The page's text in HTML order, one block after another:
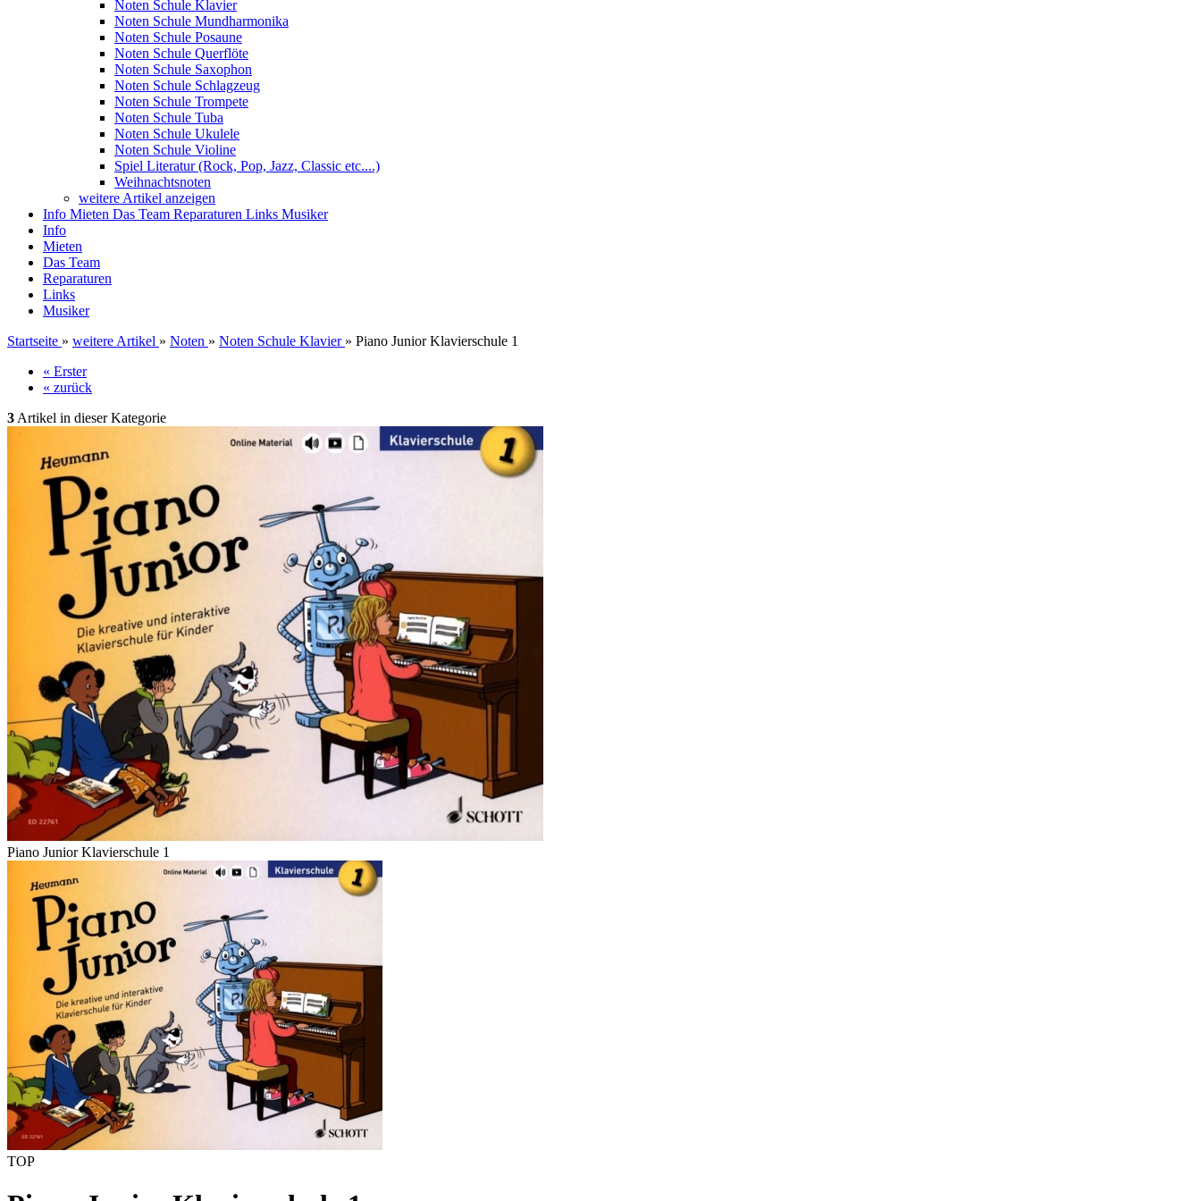
Noten Schule Klavier
Noten Schule Mundharmonika
Noten Schule Posaune
Noten Schule Querflöte
Noten Schule Saxophon
Noten Schule Schlagzeug
Noten Schule Trompete
Noten Schule Tuba
Noten Schule Ukulele
Noten Schule Violine
Spiel Literatur (Rock, Pop, Jazz, Classic etc....)
Weihnachtsnoten
weitere Artikel anzeigen
Info Mieten Das Team Reparaturen Links Musiker
Info
Mieten
Das Team
Reparaturen
Links
Musiker
Startseite » weitere Artikel » Noten » Noten Schule Klavier » Piano Junior Klavierschule 1
« Erster
« zurück
3 Artikel in dieser Kategorie
Piano Junior Klavierschule 1
TOP